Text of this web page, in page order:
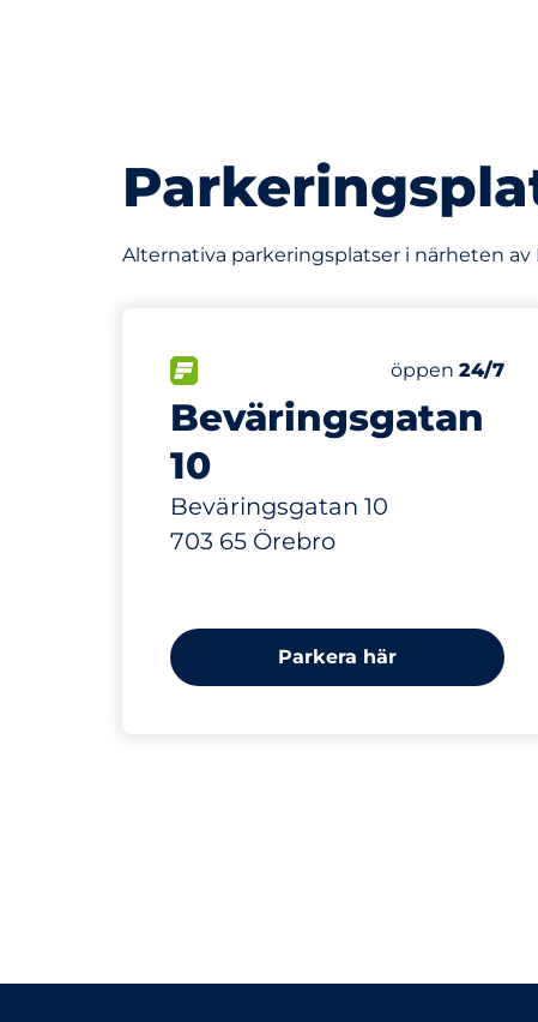
Alternativa parkeringsplatser i närheten av
Beväringsgatan
10
Beväringsgatan 10
703 65 Örebro
Antal
Totalt antal
Fredag
öppen 24/7
376 m
Parkera här